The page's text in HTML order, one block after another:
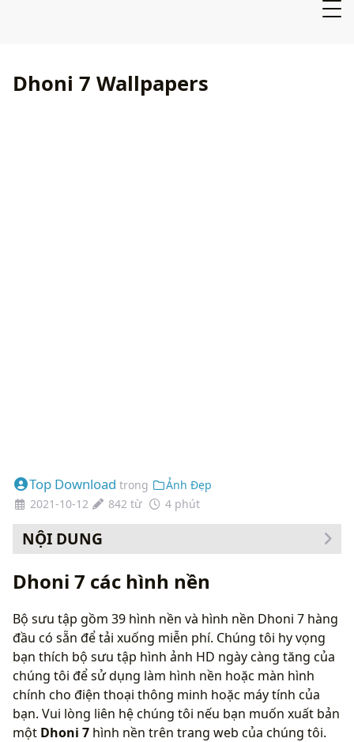
Dhoni 7 Wallpapers
Top Download trong
Ảnh Đẹp
2021-10-12
842 từ 4 phút
NỘI DUNG
Dhoni 7 các hình nền
Bộ sưu tập gồm 39 hình nền và hình nền Dhoni 7 hàng
đầu có sẵn để tải xuống miễn phí. Chúng tôi hy vọng
bạn thích bộ sưu tập hình ảnh HD ngày càng tăng của
chúng tôi để sử dụng làm hình nền hoặc màn hình
chính cho điện thoại thông minh hoặc máy tính của
bạn. Vui lòng liên hệ chúng tôi nếu bạn muốn xuất bản
một Dhoni 7 hình nền trên trang web của chúng tôi.